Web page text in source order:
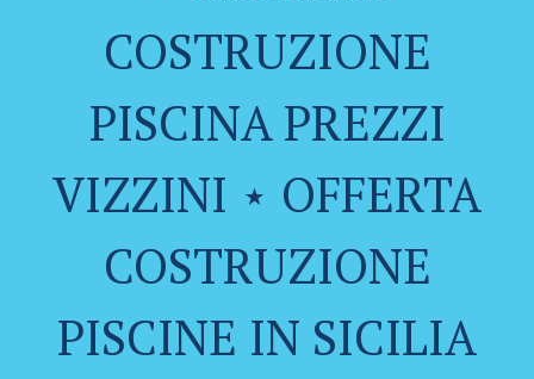
COSTRUZIONE
PISCINA PREZZI
VIZZINI ⋆ OFFERTA
COSTRUZIONE
PISCINE IN SICILIA